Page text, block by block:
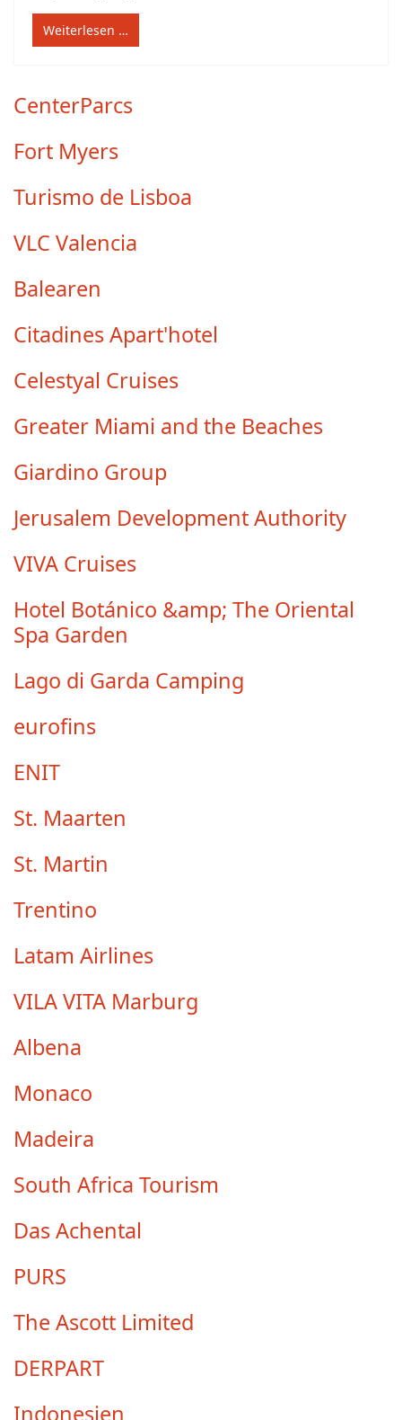
Weiterlesen …
CenterParcs
Fort Myers
Turismo de Lisboa
VLC Valencia
Balearen
Citadines Apart'hotel
Celestyal Cruises
Greater Miami and the Beaches
Giardino Group
Jerusalem Development Authority
VIVA Cruises
Hotel Botánico &amp; The Oriental
Spa Garden
Lago di Garda Camping
eurofins
ENIT
St. Maarten
St. Martin
Trentino
Latam Airlines
VILA VITA Marburg
Albena
Monaco
Madeira
South Africa Tourism
Das Achental
PURS
The Ascott Limited
DERPART
Indonesien